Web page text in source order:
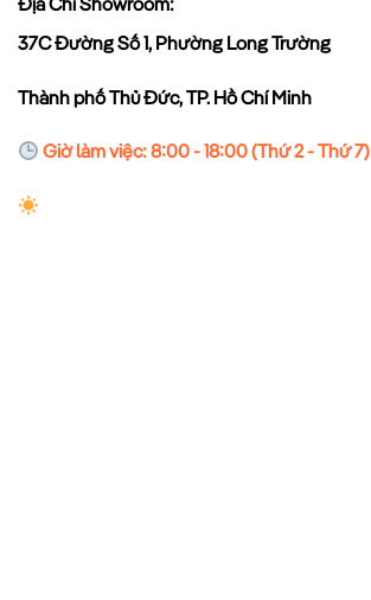
37C Đường Số 1, Phường Long Trường
Thành phố Thủ Đức, TP. Hồ Chí Minh
Giờ làm việc: 8:00 - 18:00 (Thứ 2 - Thứ 7)